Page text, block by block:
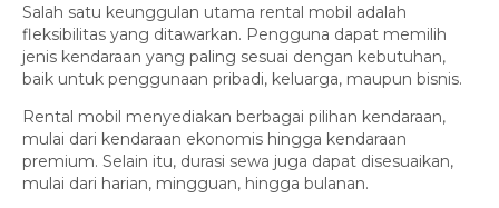
Salah satu keunggulan utama rental mobil adalah
fleksibilitas yang ditawarkan. Pengguna dapat memilih
jenis kendaraan yang paling sesuai dengan kebutuhan,
baik untuk penggunaan pribadi, keluarga, maupun bisnis.
Rental mobil menyediakan berbagai pilihan kendaraan,
mulai dari kendaraan ekonomis hingga kendaraan
premium. Selain itu, durasi sewa juga dapat disesuaikan,
mulai dari harian, mingguan, hingga bulanan.